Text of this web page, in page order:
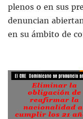
plenos o en sus
denuncian
en su ámbito de